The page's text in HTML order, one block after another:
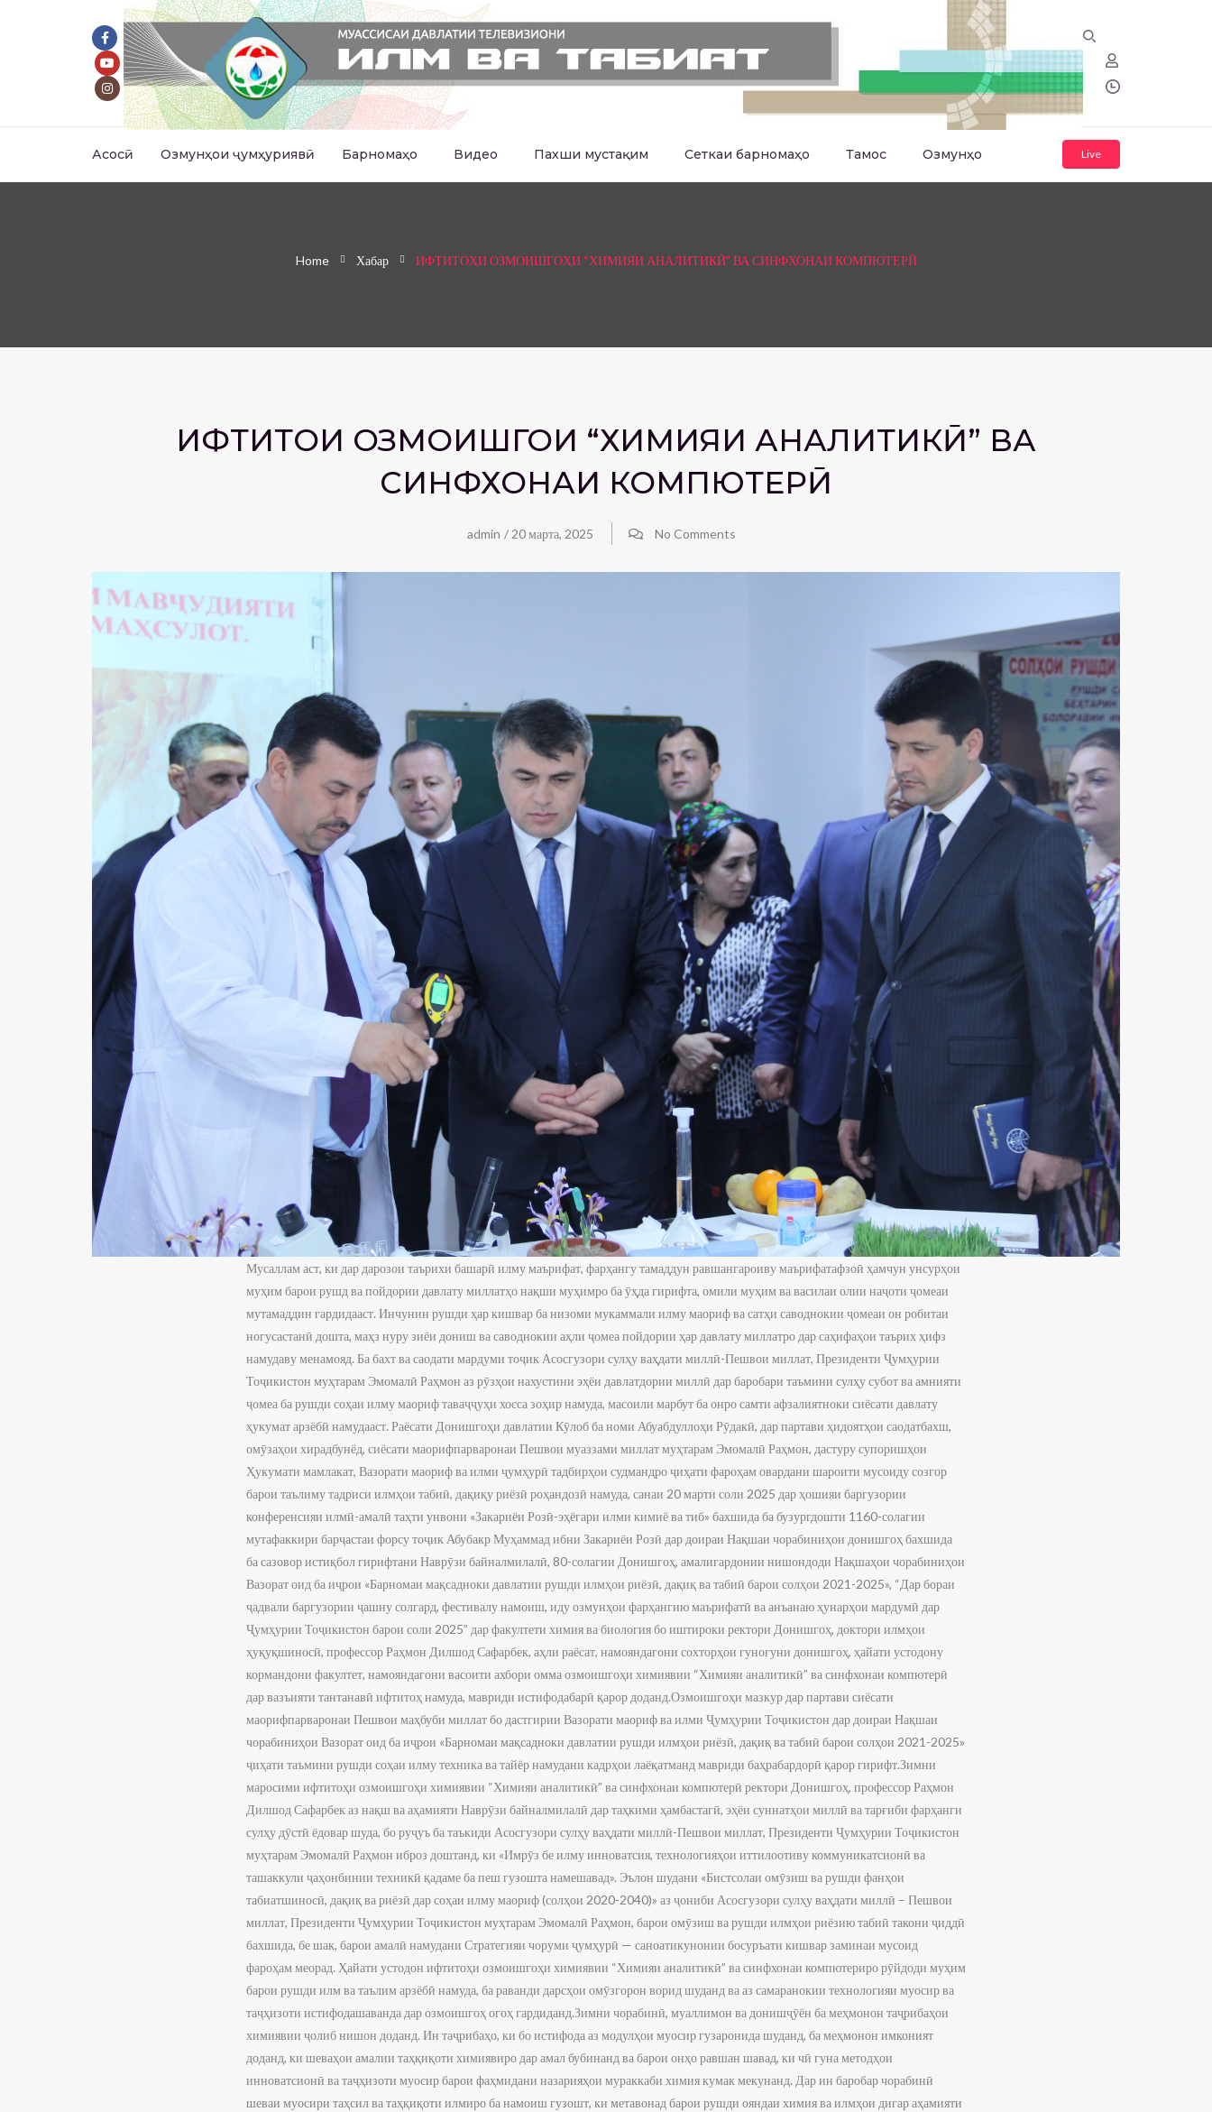
Асосӣ Озмунҳои ҷумҳуриявӣ Барномаҳо Видео Пахши мустақим Сеткаи барномаҳо Тамос Озмунҳо Live
Home Хабар ИФТИТОҲИ ОЗМОИШГОҲИ “ХИМИЯИ АНАЛИТИКӢ” ВА СИНФХОНАИ КОМПЮТЕРӢ
ИФТИТОҲИ ОЗМОИШГОҲИ “ХИМИЯИ АНАЛИТИКӢ” ВА
СИНФХОНАИ КОМПЮТЕРӢ
admin / 20 марта, 2025 No Comments
Мусаллам аст, ки дар дарозои таърихи башарӣ илму маърифат, фарҳангу тамаддун равшангароиву маърифатафзоӣ ҳамчун унсурҳои
муҳим барои рушд ва пойдории давлату миллатҳо нақши муҳимро ба ӯҳда гирифта, омили муҳим ва василаи олии наҷоти ҷомеаи
мутамаддин гардидааст. Инчунин рушди ҳар кишвар ба низоми мукаммали илму маориф ва сатҳи саводнокии ҷомеаи он робитаи
ногусастанӣ дошта, маҳз нуру зиёи дониш ва саводнокии аҳли ҷомеа пойдории ҳар давлату миллатро дар саҳифаҳои таърих ҳифз
намудаву менамояд. Ба бахт ва саодати мардуми тоҷик Асосгузори сулҳу ваҳдати миллӣ-Пешвои миллат, Президенти Ҷумҳурии
Тоҷикистон муҳтарам Эмомалӣ Раҳмон аз рӯзҳои нахустини эҳёи давлатдории миллӣ дар баробари таъмини сулҳу субот ва амнияти
ҷомеа ба рушди соҳаи илму маориф таваҷҷуҳи хосса зоҳир намуда, масоили марбут ба онро самти афзалиятноки сиёсати давлату
ҳукумат арзёбӣ намудааст. Раёсати Донишгоҳи давлатии Кӯлоб ба номи Абуабдуллоҳи Рӯдакӣ, дар партави ҳидоятҳои саодатбахш,
омӯзаҳои хирадбунёд, сиёсати маорифпарваронаи Пешвои муаззами миллат муҳтарам Эмомалӣ Раҳмон, дастуру супоришҳои
Ҳукумати мамлакат, Вазорати маориф ва илми ҷумҳурӣ тадбирҳои судмандро ҷиҳати фароҳам овардани шароити мусоиду созгор
барои таълиму тадриси илмҳои табиӣ, дақиқу риёзӣ роҳандозӣ намуда, санаи 20 марти соли 2025 дар ҳошияи баргузории
конференсияи илмӣ-амалӣ таҳти унвони «Закариёи Розӣ-эҳёгари илми кимиё ва тиб» бахшида ба бузургдошти 1160-солагии
мутафаккири барҷастаи форсу тоҷик Абубакр Муҳаммад ибни Закариёи Розӣ дар доираи Нақшаи чорабиниҳои донишгоҳ бахшида
ба сазовор истиқбол гирифтани Наврӯзи байналмилалӣ, 80-солагии Донишгоҳ, амалигардонии нишондоди Нақшаҳои чорабиниҳои
Вазорат оид ба иҷрои «Барномаи мақсадноки давлатии рушди илмҳои риёзӣ, дақиқ ва табиӣ барои солҳои 2021-2025», “Дар бораи
ҷадвали баргузории ҷашну солгард, фестивалу намоиш, иду озмунҳои фарҳангию маърифатӣ ва анъанаю ҳунарҳои мардумӣ дар
Ҷумҳурии Тоҷикистон барои соли 2025” дар факултети химия ва биология бо иштироки ректори Донишгоҳ, доктори илмҳои
ҳуқуқшиносӣ, профессор Раҳмон Дилшод Сафарбек, аҳли раёсат, намояндагони сохторҳои гуногуни донишгоҳ, ҳайати устодону
кормандони факултет, намояндагони васоити ахбори омма озмоишгоҳи химиявии “Химияи аналитикӣ” ва синфхонаи компютерӣ
дар вазъияти тантанавӣ ифтитоҳ намуда, мавриди истифодабарӣ қарор доданд.Озмоишгоҳи мазкур дар партави сиёсати
маорифпарваронаи Пешвои маҳбуби миллат бо дастгирии Вазорати маориф ва илми Ҷумҳурии Тоҷикистон дар доираи Нақшаи
чорабиниҳои Вазорат оид ба иҷрои «Барномаи мақсадноки давлатии рушди илмҳои риёзӣ, дақиқ ва табиӣ барои солҳои 2021-2025»
ҷиҳати таъмини рушди соҳаи илму техника ва тайёр намудани кадрҳои лаёқатманд мавриди баҳрабардорӣ қарор гирифт.Зимни
маросими ифтитоҳи озмоишгоҳи химиявии “Химияи аналитикӣ” ва синфхонаи компютерӣ ректори Донишгоҳ, профессор Раҳмон
Дилшод Сафарбек аз нақш ва аҳамияти Наврӯзи байналмилалӣ дар таҳкими ҳамбастагӣ, эҳёи суннатҳои миллӣ ва тарғиби фарҳанги
сулҳу дӯстӣ ёдовар шуда, бо руҷуъ ба таъкиди Асосгузори сулҳу ваҳдати миллӣ-Пешвои миллат, Президенти Ҷумҳурии Тоҷикистон
муҳтарам Эмомалӣ Раҳмон иброз доштанд, ки «Имрӯз бе илму инноватсия, технологияҳои иттилоотиву коммуникатсионӣ ва
ташаккули ҷаҳонбинии техникӣ қадаме ба пеш гузошта намешавад». Эълон шудани «Бистсолаи омӯзиш ва рушди фанҳои
табиатшиносӣ, дақиқ ва риёзӣ дар соҳаи илму маориф (солҳои 2020-2040)» аз ҷониби Асосгузори сулҳу ваҳдати миллӣ – Пешвои
миллат, Президенти Ҷумҳурии Тоҷикистон муҳтарам Эмомалӣ Раҳмон, барои омӯзиш ва рушди илмҳои риёзию табиӣ такони ҷиддӣ
бахшида, бе шак, барои амалӣ намудани Стратегияи чоруми ҷумҳурӣ — саноатикунонии босуръати кишвар заминаи мусоид
фароҳам меорад. Ҳайати устодон ифтитоҳи озмоишгоҳи химиявии “Химияи аналитикӣ” ва синфхонаи компютериро рӯйдоди муҳим
барои рушди илм ва таълим арзёбӣ намуда, ба раванди дарсҳои омӯзгорон ворид шуданд ва аз самаранокии технологияи муосир ва
таҷҳизоти истифодашаванда дар озмоишгоҳ огоҳ гардиданд.Зимни чорабинӣ, муаллимон ва донишҷӯён ба меҳмонон таҷрибаҳои
химиявии ҷолиб нишон доданд. Ин таҷрибаҳо, ки бо истифода аз модулҳои муосир гузаронида шуданд, ба меҳмонон имконият
доданд, ки шеваҳои амалии таҳқиқоти химиявиро дар амал бубинанд ва барои онҳо равшан шавад, ки чӣ гуна методҳои
инноватсионӣ ва таҷҳизоти муосир барои фаҳмидани назарияҳои мураккаби химия кумак мекунанд. Дар ин баробар чорабинӣ
шеваи муосири таҳсил ва таҳқиқоти илмиро ба намоиш гузошт, ки метавонад барои рушди ояндаи химия ва илмҳои дигар аҳамияти